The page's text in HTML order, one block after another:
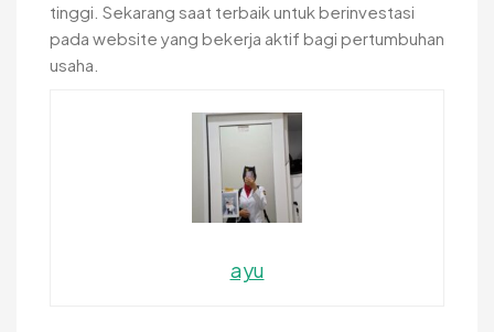
tinggi. Sekarang saat terbaik untuk berinvestasi
pada website yang bekerja aktif bagi pertumbuhan
usaha.
ayu